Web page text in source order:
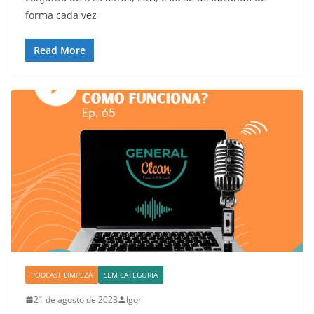
forma cada vez
Read More
PODCAST LIMPEZA SEM CATEGORIA
21 de agosto de 2023 Igor